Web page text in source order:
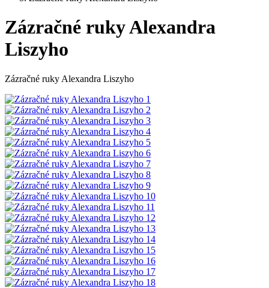
Zázračné ruky Alexandra
Liszyho
Zázračné ruky Alexandra Liszyho